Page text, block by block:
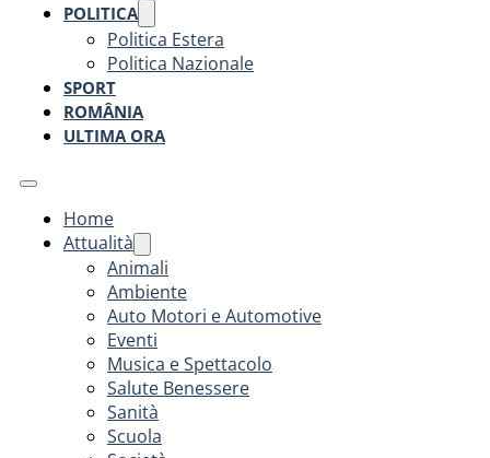
POLITICA
Politica Estera
Politica Nazionale
SPORT
ROMÂNIA
ULTIMA ORA
Home
Attualità
Animali
Ambiente
Auto Motori e Automotive
Eventi
Musica e Spettacolo
Salute Benessere
Sanità
Scuola